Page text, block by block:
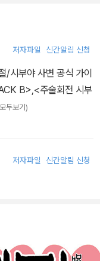
저자파일 신간알림 신청
/시부야 사변 공식 가이
B>,<주술회전 시부
두보기)
저자파일 신간알림 신청